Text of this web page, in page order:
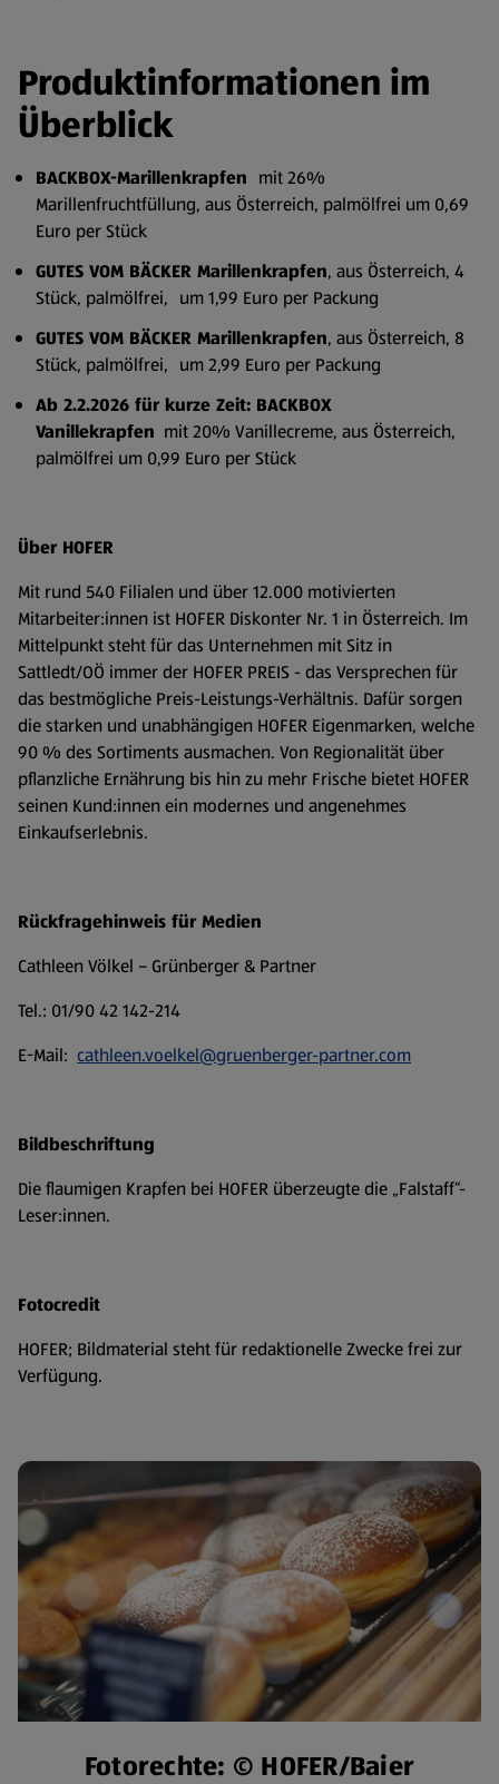
Produktinformationen im
Überblick
BACKBOX-Marillenkrapfen mit 26%
Marillenfruchtfüllung, aus Österreich, palmölfrei um 0,69
Euro per Stück
GUTES VOM BÄCKER Marillenkrapfen, aus Österreich, 4
Stück, palmölfrei, um 1,99 Euro per Packung
GUTES VOM BÄCKER Marillenkrapfen, aus Österreich, 8
Stück, palmölfrei, um 2,99 Euro per Packung
Ab 2.2.2026 für kurze Zeit: BACKBOX
Vanillekrapfen mit 20% Vanillecreme, aus Österreich,
palmölfrei um 0,99 Euro per Stück
Über HOFER
Mit rund 540 Filialen und über 12.000 motivierten
Mitarbeiter:innen ist HOFER Diskonter Nr. 1 in Österreich. Im
Mittelpunkt steht für das Unternehmen mit Sitz in
Sattledt/OÖ immer der HOFER PREIS - das Versprechen für
das bestmögliche Preis-Leistungs-Verhältnis. Dafür sorgen
die starken und unabhängigen HOFER Eigenmarken, welche
90 % des Sortiments ausmachen. Von Regionalität über
pflanzliche Ernährung bis hin zu mehr Frische bietet HOFER
seinen Kund:innen ein modernes und angenehmes
Einkaufserlebnis.
Rückfragehinweis für Medien
Cathleen Völkel – Grünberger & Partner
Tel.: 01/90 42 142-214
E-Mail: cathleen.voelkel@gruenberger-partner.com
Bildbeschriftung
Die flaumigen Krapfen bei HOFER überzeugte die „Falstaff“-
Leser:innen.
Fotocredit
HOFER; Bildmaterial steht für redaktionelle Zwecke frei zur
Verfügung.
Fotorechte: © HOFER/Baier